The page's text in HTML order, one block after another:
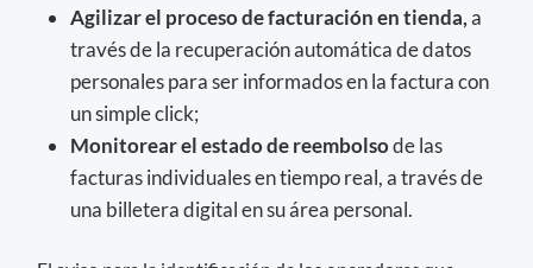
Agilizar el proceso de facturación en tienda,a
través de la recuperación automática de datos
personales para ser informados en la factura con
un simple click;
Monitorear el estado de reembolsode las
facturas individuales en tiempo real, a través de
una billetera digital en su área personal.